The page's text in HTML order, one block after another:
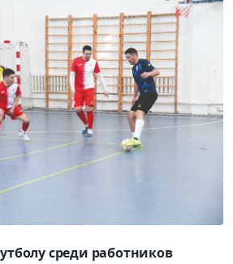
среди работников